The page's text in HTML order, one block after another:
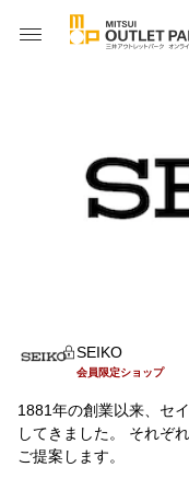
SEIKO
会員限定ショップ
1881年の創業以来、セ
してきました。 それぞ
ご提案します。